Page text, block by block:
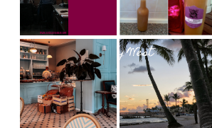
Rezept &
Geschenkidee
Berlin | Café
L’Berg –
Französischer
Charme mitten
in Berlin-
Wilmersdorf
Reisen - Florida
Roadtrip Part II:
Miami South
Beach bis Key
West | The Nina
Edition